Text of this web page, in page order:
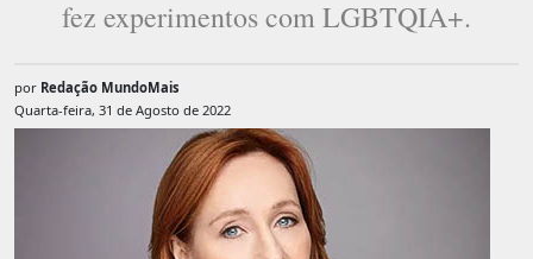
fez experimentos com LGBTQIA+.
por Redação MundoMais
Quarta-feira, 31 de Agosto de 2022